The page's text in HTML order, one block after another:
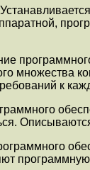
множества
к
программную